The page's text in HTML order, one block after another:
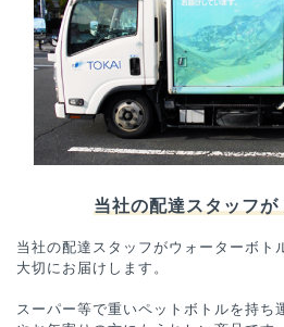
当社の配達スタッフが
当社の配達スタッフがウォーターボト
大切にお届けします。
スーパー等で重いペットボトルを持ち